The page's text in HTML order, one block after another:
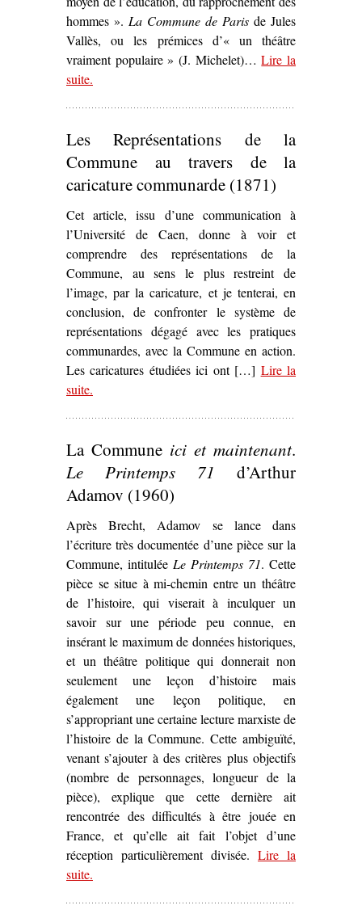
hommes ». La Commune de Paris de Jules
Vallès, ou les prémices d’« un théâtre
vraiment populaire » (J. Michelet)…Lire la
suite– ‘
.
Les Représentations de la
Commune au travers de la
caricature communarde (1871)
Cet article, issu d’une communication à
l’Université de Caen, donne à voir et
comprendre des représentations de la
Commune, au sens le plus restreint de
l’image, par la caricature, et je tenterai, en
conclusion, de confronter le système de
représentations dégagé avec les pratiques
communardes, avec la Commune en action.
Les caricatures étudiées ici ont […] Lire la
suite– ‘Les Représentations de la Commune au travers de
.
La Commune ici et maintenant.
Le Printemps 71 d’Arthur
Adamov (1960)
Après Brecht, Adamov se lance dans
l’écriture très documentée d’une pièce sur la
Commune, intitulée Le Printemps 71. Cette
pièce se situe à mi-chemin entre un théâtre
de l’histoire, qui viserait à inculquer un
savoir sur une période peu connue, en
insérant le maximum de données historiques,
et un théâtre politique qui donnerait non
seulement une leçon d’histoire mais
également une leçon politique, en
s’appropriant une certaine lecture marxiste de
l’histoire de la Commune. Cette ambiguïté,
venant s’ajouter à des critères plus objectifs
(nombre de personnages, longueur de la
pièce), explique que cette dernière ait
rencontrée des difficultés à être jouée en
France, et qu’elle ait fait l’objet d’une
réception particulièrement divisée. Lire la
suite– ‘La Commune
.